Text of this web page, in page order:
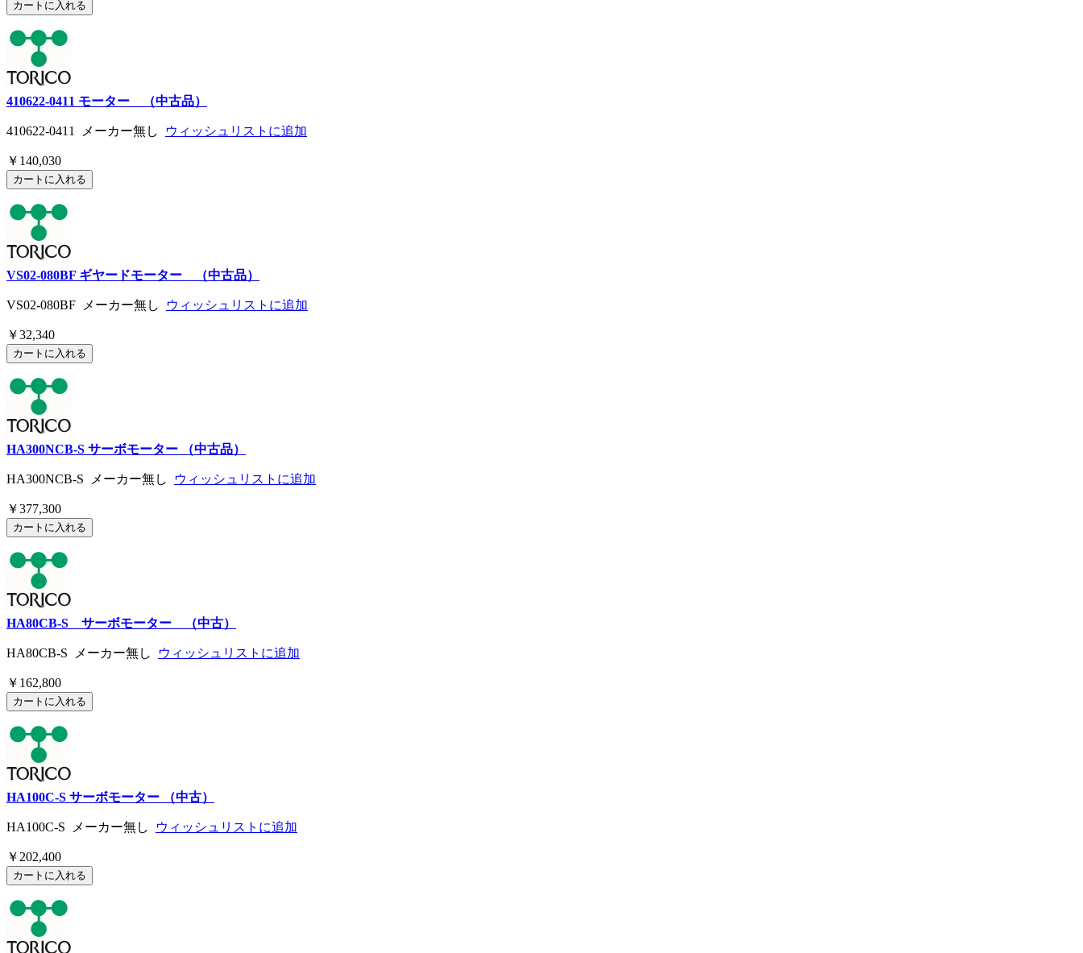
410622-0411 モーター （中古品）
410622-0411 メーカー無し ウィッシュリストに追加
￥140,030
VS02-080BF ギヤードモーター （中古品）
VS02-080BF メーカー無し ウィッシュリストに追加
￥32,340
HA300NCB-S サーボモーター （中古品）
HA300NCB-S メーカー無し ウィッシュリストに追加
￥377,300
HA80CB-S サーボモーター （中古）
HA80CB-S メーカー無し ウィッシュリストに追加
￥162,800
HA100C-S サーボモーター （中古）
HA100C-S メーカー無し ウィッシュリストに追加
￥202,400